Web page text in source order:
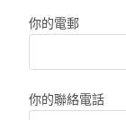
你的電郵
你的聯絡電話